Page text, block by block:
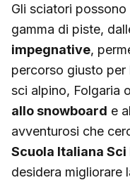
Gli sciatori
gamma di piste,
impegnative,
percorso giusto
sci alpino, Folgaria
allo snowboard e al
avventurosi che
Scuola Italiana Sci
desidera migliorare